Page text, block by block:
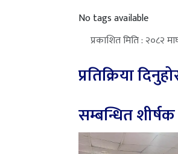
No tags available
प्रकाशित मिति : २०८२
प्रतिक्रिया
सम्बन्धित शीर्षक